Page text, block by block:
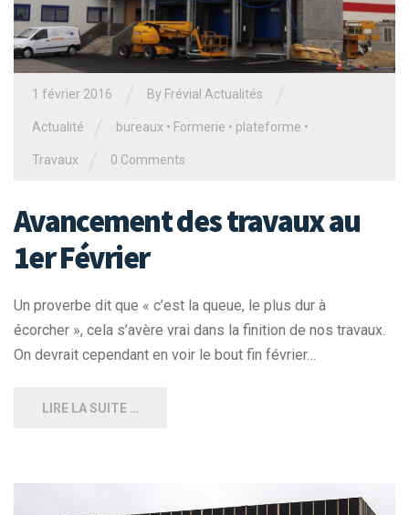
1 février 2016 By Frévial Actualités
Actualité bureaux • Formerie • plateforme •
Travaux 0 Comments
Avancement des travaux au
1er Février
Un proverbe dit que « c’est la queue, le plus dur à
écorcher », cela s’avère vrai dans la finition de nos travaux.
On devrait cependant en voir le bout fin février…
LIRE LA SUITE …